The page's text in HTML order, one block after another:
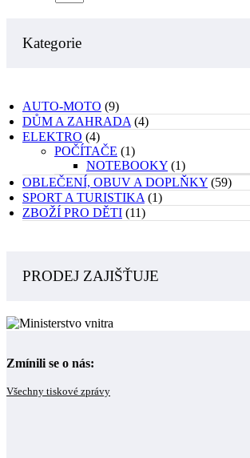
Kategorie
AUTO-MOTO (9)
DŮM A ZAHRADA (4)
ELEKTRO (4)
POČÍTAČE (1)
NOTEBOOKY (1)
OBLEČENÍ, OBUV A DOPLŇKY (59)
SPORT A TURISTIKA (1)
ZBOŽÍ PRO DĚTI (11)
PRODEJ ZAJIŠŤUJE
Zmínili se o nás:
Všechny tiskové zprávy